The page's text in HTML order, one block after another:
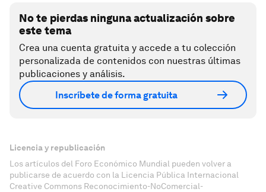
No te pierdas ninguna actualización sobre
este tema
Crea una cuenta gratuita y accede a tu colección
personalizada de contenidos con nuestras últimas
publicaciones y análisis.
Inscríbete de forma gratuita
Licencia y republicación
Los artículos del Foro Económico Mundial pueden volver a
publicarse de acuerdo con la Licencia Pública Internacional
Creative Commons Reconocimiento-NoComercial-